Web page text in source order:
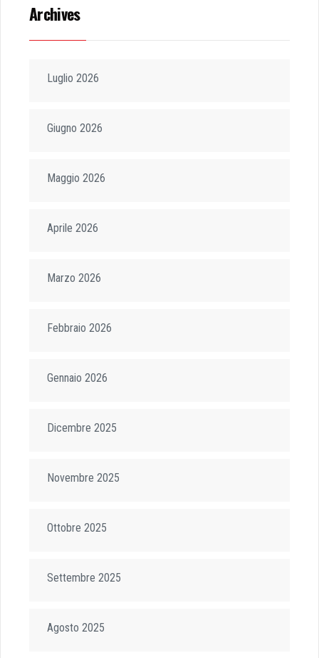
Archives
Luglio 2026
Giugno 2026
Maggio 2026
Aprile 2026
Marzo 2026
Febbraio 2026
Gennaio 2026
Dicembre 2025
Novembre 2025
Ottobre 2025
Settembre 2025
Agosto 2025